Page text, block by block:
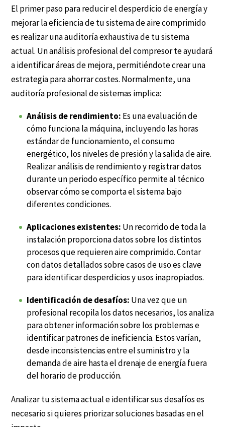
El primer paso para reducir el desperdicio de energía y
mejorar la eficiencia de tu sistema de aire comprimido
es realizar una auditoría exhaustiva de tu sistema
actual. Un análisis profesional del compresor te ayudará
a identificar áreas de mejora, permitiéndote crear una
estrategia para ahorrar costes. Normalmente, una
auditoría profesional de sistemas implica:
Análisis de rendimiento: Es una evaluación de
cómo funciona la máquina, incluyendo las horas
estándar de funcionamiento, el consumo
energético, los niveles de presión y la salida de aire.
Realizar análisis de rendimiento y registrar datos
durante un periodo específico permite al técnico
observar cómo se comporta el sistema bajo
diferentes condiciones.
Aplicaciones existentes: Un recorrido de toda la
instalación proporciona datos sobre los distintos
procesos que requieren aire comprimido. Contar
con datos detallados sobre casos de uso es clave
para identificar desperdicios y usos inapropiados.
Identificación de desafíos: Una vez que un
profesional recopila los datos necesarios, los analiza
para obtener información sobre los problemas e
identificar patrones de ineficiencia. Estos varían,
desde inconsistencias entre el suministro y la
demanda de aire hasta el drenaje de energía fuera
del horario de producción.
Analizar tu sistema actual e identificar sus desafíos es
necesario si quieres priorizar soluciones basadas en el